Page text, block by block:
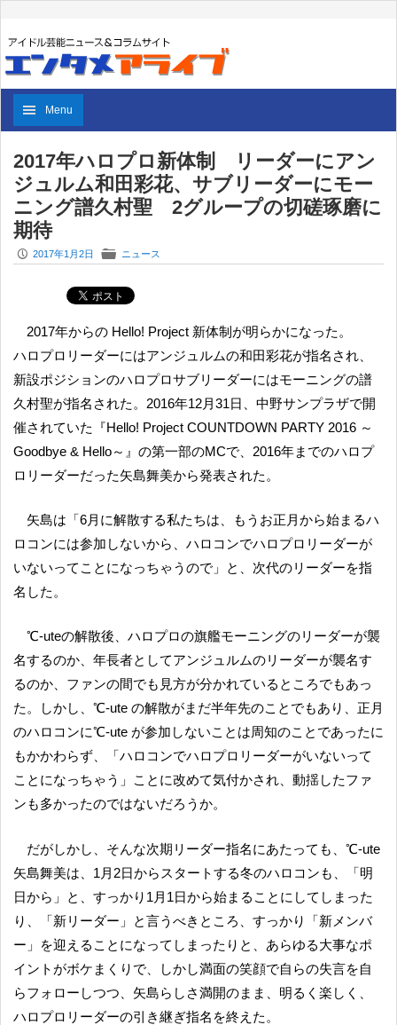
Menu
2017年ハロプロ新体制 リーダーにアン
ジュルム和田彩花、サブリーダーにモー
ニング譜久村聖 2グループの切磋琢磨に
期待
P 2017年1月2日 F ニュース
2017年からの Hello! Project 新体制が明らかになった。
ハロプロリーダーにはアンジュルムの和田彩花が指名され、
新設ポジションのハロプロサブリーダーにはモーニングの譜
久村聖が指名された。2016年12月31日、中野サンプラザで開
催されていた『Hello! Project COUNTDOWN PARTY 2016 ～
Goodbye & Hello～』の第一部のMCで、2016年までのハロプ
ロリーダーだった矢島舞美から発表された。
矢島は「6月に解散する私たちは、もうお正月から始まるハ
ロコンには参加しないから、ハロコンでハロプロリーダーが
いないってことになっちゃうので」と、次代のリーダーを指
名した。
℃-uteの解散後、ハロプロの旗艦モーニングのリーダーが襲
名するのか、年長者としてアンジュルムのリーダーが襲名す
るのか、ファンの間でも見方が分かれているところでもあっ
た。しかし、℃-ute の解散がまだ半年先のことでもあり、正月
のハロコンに℃-ute が参加しないことは周知のことであったに
もかかわらず、「ハロコンでハロプロリーダーがいないって
ことになっちゃう」ことに改めて気付かされ、動揺したファ
ンも多かったのではないだろうか。
だがしかし、そんな次期リーダー指名にあたっても、℃-ute
矢島舞美は、1月2日からスタートする冬のハロコンも、「明
日から」と、すっかり1月1日から始まることにしてしまった
り、「新リーダー」と言うべきところ、すっかり「新メンバ
ー」を迎えることになってしまったりと、あらゆる大事なポ
イントがボケまくりで、しかし満面の笑顔で自らの失言を自
らフォローしつつ、矢島らしさ満開のまま、明るく楽しく、
ハロプロリーダーの引き継ぎ指名を終えた。